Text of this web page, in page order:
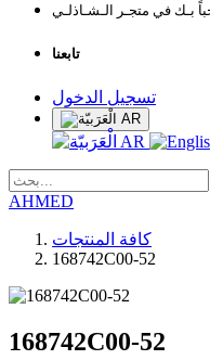
بـك في متجـر الـشـاذلـي
تابعنا
تسجيل الدخول
AR
AR
AHMED
كافة المنتجات
168742C00-52
168742C00-52